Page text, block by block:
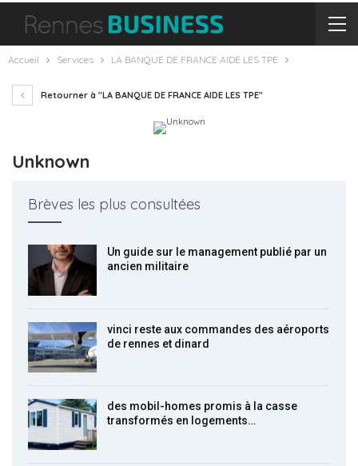
Accueil Services LA BANQUE DE FRANCE AIDE LES TPE
Retourner à "LA BANQUE DE FRANCE AIDE LES TPE"
Unknown
Brèves les plus consultées
Un guide sur le management publié par un
ancien militaire
vinci reste aux commandes des aéroports
de rennes et dinard
des mobil-homes promis à la casse
transformés en logements…